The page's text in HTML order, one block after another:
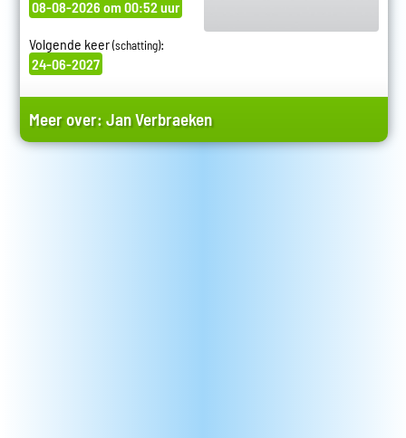
08-08-2026 om 00:52 uur
Volgende keer(schatting):
24-06-2027
Meer over:Jan Verbraeken